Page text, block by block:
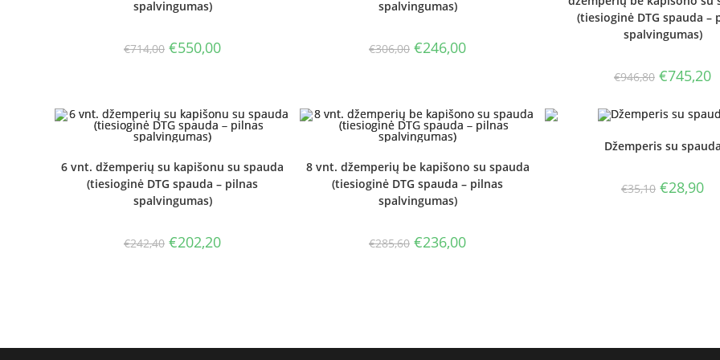
spalvingumas)
€714,00 Original
price
€550,00Current
spalvingumas)
€306,00 Original
price
€246,00Current
(tiesioginė DTG spauda –
spalvingumas)
€946,80 Original
price
€946,80.
€745,20
6 vnt. džemperių su kapišonu su spauda
(tiesioginė DTG spauda – pilnas
spalvingumas)
€242,40 Original
price
€202,20Current
8 vnt. džemperių be kapišono su spauda
(tiesioginė DTG spauda – pilnas
spalvingumas)
€285,60 Original
price
€236,00Current
Džemperis su spauda
€35,10 Original
price
€28,90